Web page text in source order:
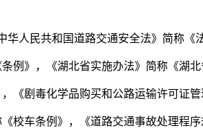
华人民共和国道路交通安全法》简称《
例》，《湖北省实施办法》简称《湖
，《剧毒化学品购买和公路运输许可证
校车条例》，《道路交通事故处理程